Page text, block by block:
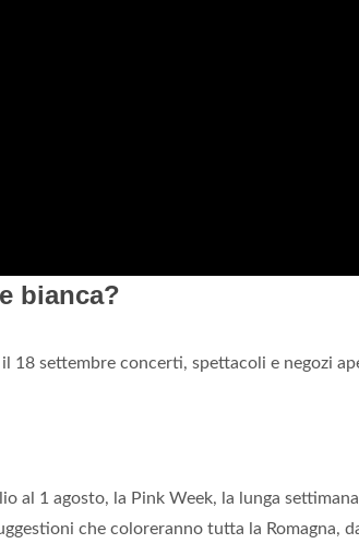
bianca?
il 18 settembre concerti, spettacoli e negozi
al 1 agosto, la Pink Week, la lunga
che coloreranno tutta la Romagna,